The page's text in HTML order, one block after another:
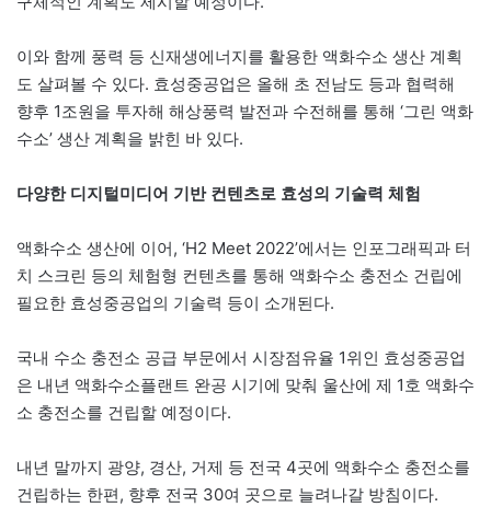
이와 함께 풍력 등 신재생에너지를 활용한 액화수소 생산 계획
도 살펴볼 수 있다. 효성중공업은 올해 초 전남도 등과 협력해
향후 1조원을 투자해 해상풍력 발전과 수전해를 통해 ‘그린 액화
수소’ 생산 계획을 밝힌 바 있다.
다양한 디지털미디어 기반 컨텐츠로 효성의 기술력 체험
액화수소 생산에 이어, ‘H2 Meet 2022’에서는 인포그래픽과 터
치 스크린 등의 체험형 컨텐츠를 통해 액화수소 충전소 건립에
필요한 효성중공업의 기술력 등이 소개된다.
국내 수소 충전소 공급 부문에서 시장점유율 1위인 효성중공업
은 내년 액화수소플랜트 완공 시기에 맞춰 울산에 제 1호 액화수
소 충전소를 건립할 예정이다.
내년 말까지 광양, 경산, 거제 등 전국 4곳에 액화수소 충전소를
건립하는 한편, 향후 전국 30여 곳으로 늘려나갈 방침이다.